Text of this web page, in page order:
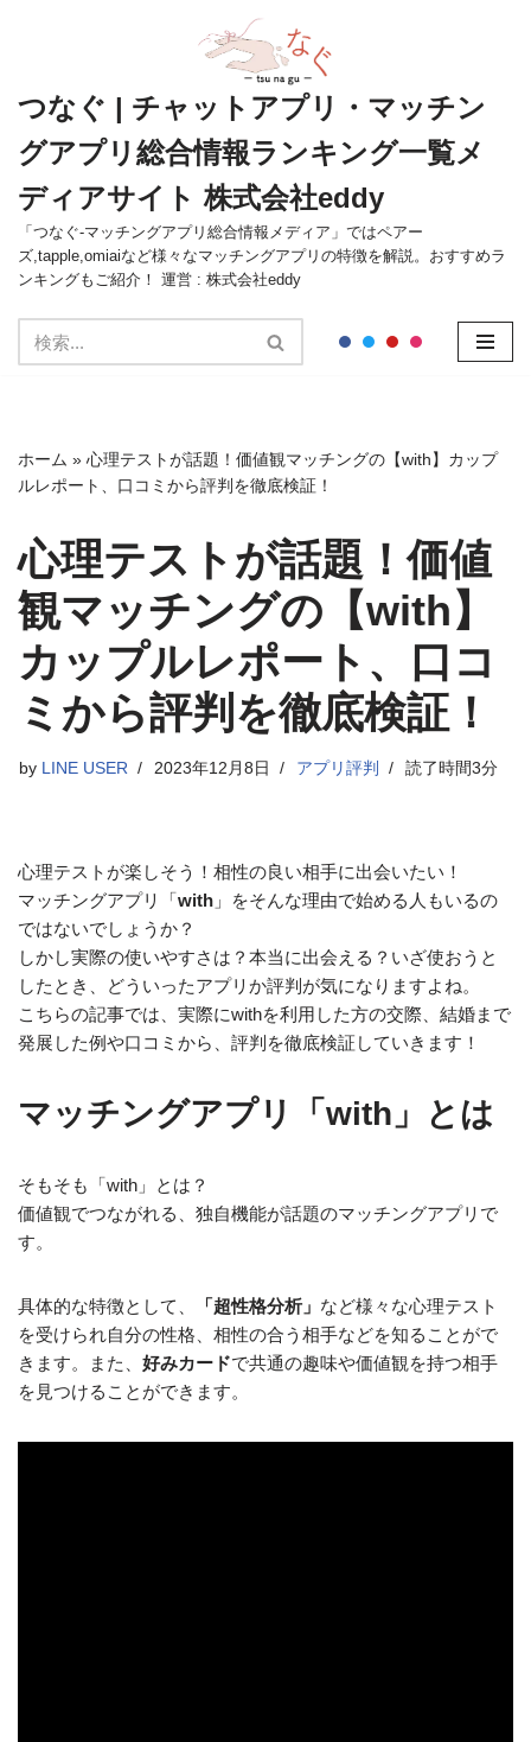
テ
ン
へ
ス
キ
ッ
プ
つなぐ | チャットアプリ・マッチン
グアプリ総合情報ランキング一覧メ
ディアサイト 株式会社eddy
「つなぐ-マッチングアプリ総合情報メディア」ではペアー
ズ,tapple,omiaiなど様々なマッチングアプリの特徴を解説。おすすめラ
ンキングもご紹介！ 運営 : 株式会社eddy
ホーム » 心理テストが話題！価値観マッチングの【with】カップ
ルレポート、口コミから評判を徹底検証！
心理テストが話題！価値
観マッチングの【with】
カップルレポート、口コ
ミから評判を徹底検証！
by LINE USER 2023年12月8日 アプリ評判 読了時間3分
心理テストが楽しそう！相性の良い相手に出会いたい！
マッチングアプリ「with 」をそんな理由で始める人もいるの
ではないでしょうか？
しかし実際の使いやすさは？本当に出会える？いざ使おうと
したとき、どういったアプリか評判が気になりますよね。
こちらの記事では、実際にwithを利用した方の交際、結婚まで
発展した例や口コミから、評判を徹底検証していきます！
マッチングアプリ「with」とは
そもそも「with」とは？
価値観でつながれる、独自機能が話題のマッチングアプリ で
す。
具体的な特徴として、 「超性格分析」 など様々な心理テスト
を受けられ自分の性格、相性の合う相手などを知ることがで
きます。また、 好みカードで共通の趣味や価値観を持つ相手
を見つけることができます。